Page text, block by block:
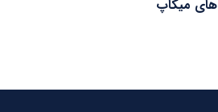
های میکاپ